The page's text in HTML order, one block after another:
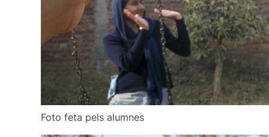
Foto feta pels alumnes